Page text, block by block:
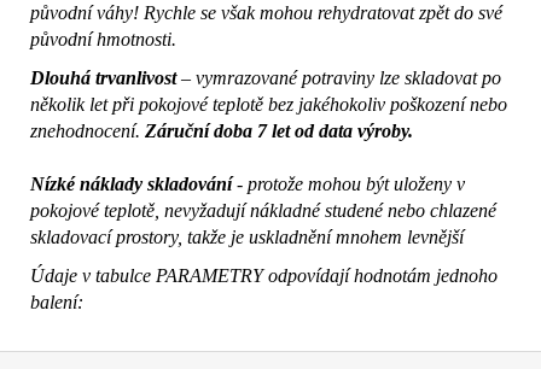
původní váhy! Rychle se však mohou rehydratovat zpět do své
původní hmotnosti.
Dlouhá trvanlivost– vymrazované potraviny lze skladovat po
několik let při pokojové teplotě bez jakéhokoliv poškození nebo
znehodnocení. Záruční doba 7 let od data výroby.
Nízké náklady skladování- protože mohou být uloženy v
pokojové teplotě, nevyžadují nákladné studené nebo chlazené
skladovací prostory, takže je uskladnění mnohem levnější
Údaje v tabulce PARAMETRY odpovídají hodnotám jednoho
balení: